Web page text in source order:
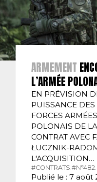
ARMEMENT
L’ARMÉE
EN PRÉVISION
PUISSANCE DES
FORCES
POLONAIS DE
CONTRAT AVEC
ŁUCZNIK-
L'ACQUISITION…
#CONTRATS. #N°482.
Publié le : 7 août